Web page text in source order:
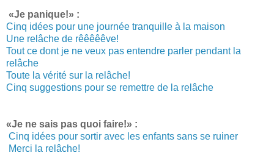
«Je panique!» :
Cinq idées pour une journée tranquille à la maison
Une relâche de rêêêêêve!
Tout ce dont je ne veux pas entendre parler pendant la
relâche
Toute la vérité sur la relâche!
Cinq suggestions pour se remettre de la relâche
«Je ne sais pas quoi faire!» :
Cinq idées pour sortir avec les enfants sans se ruiner
Merci la relâche!